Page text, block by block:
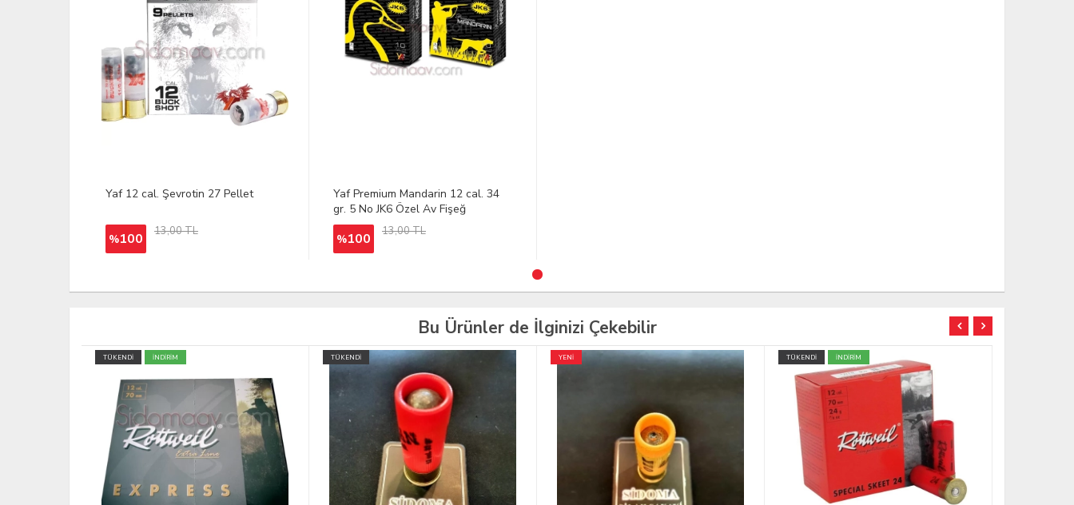
Yaf 12 cal. Şevrotin 27 Pellet
%100 13,00 TL
Yaf Premium Mandarin 12 cal. 34
gr. 5 No JK6 Özel Av Fişeğ
%100 13,00 TL
Bu Ürünler de İlginizi Çekebilir
TÜKENDİ YENİ TÜKENDİ İNDİRİM TÜKENDİ İNDİRİM